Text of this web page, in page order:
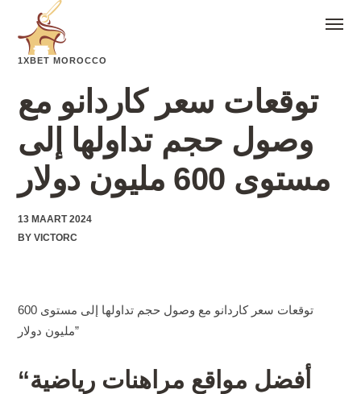
1XBET MOROCCO
توقعات سعر كاردانو مع
وصول حجم تداولها إلى
مستوى 600 مليون دولار
13 MAART 2024
BYVICTORC
توقعات سعر كاردانو مع وصول حجم تداولها إلى مستوى 600
مليون دولار”
“أفضل مواقع مراهنات رياضية